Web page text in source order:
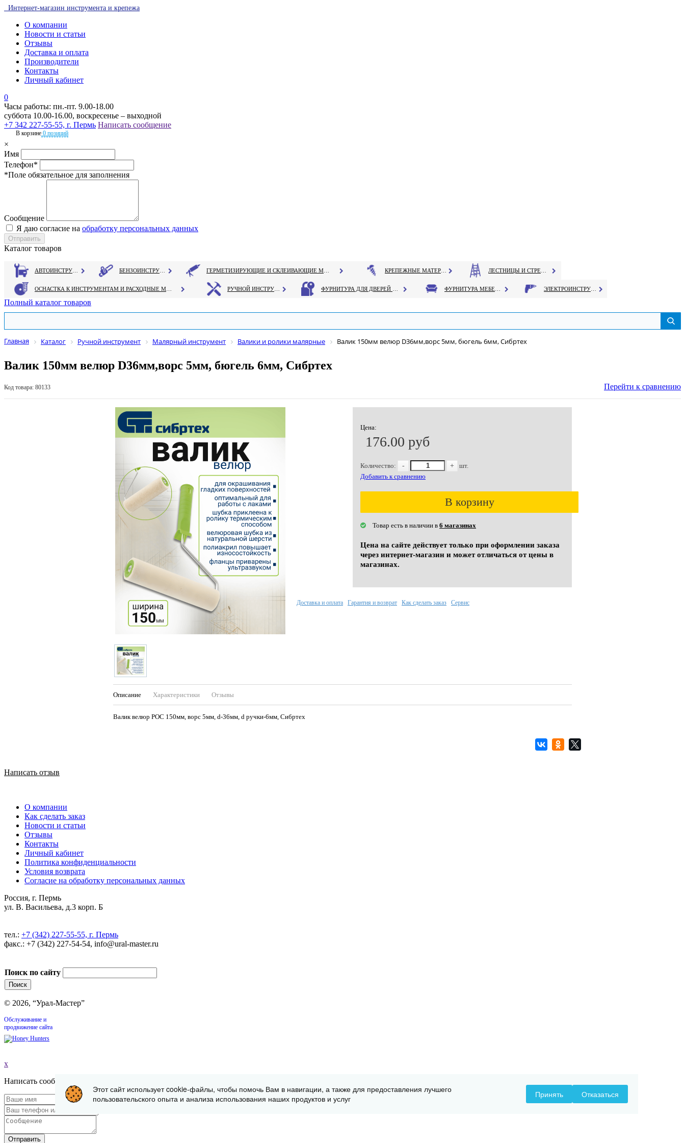
Интернет-магазин инструмента и крепежа
О компании
Новости и статьи
Отзывы
Доставка и оплата
Производители
Контакты
Личный кабинет
0
Часы работы: пн.-пт. 9.00-18.00
суббота 10.00-16.00, воскресенье – выходной
+7 342 227-55-55, г. Пермь Написать сообщение
В корзине 0 позиций
×
Имя
Телефон*
*Поле обязательное для заполнения
Сообщение
Я даю согласие на обработку персональных данных
Каталог товаров
Полный каталог товаров
Главная Каталог Ручной инструмент Малярный инструмент Валики и ролики малярные Валик 150мм велюр D36мм,ворс 5мм, бюгель 6мм, Сибртех
Валик 150мм велюр D36мм,ворс 5мм, бюгель 6мм, Сибртех
Код товара: 80133 Перейти к сравнению
Цена:
176.00 руб
Количество: - +
шт.
Добавить к сравнению
В корзину
Товар есть в наличии в 6 магазинах
Цена на сайте действует только при оформлении заказа
через интернет-магазин и может отличаться от цены в
магазинах.
Описание Характеристики Отзывы
Валик велюр РОС 150мм, ворс 5мм, d-36мм, d ручки-6мм, Сибртех
Доставка и оплата Гарантия и возврат Как сделать заказ Сервис
Написать отзыв
О компании
Как сделать заказ
Новости и статьи
Отзывы
Контакты
Личный кабинет
Политика конфиденциальности
Условия возврата
Согласие на обработку персональных данных
Россия, г. Пермь
ул. В. Васильева, д.3 корп. Б
тел.: +7 (342) 227-55-55, г. Пермь
факс.: +7 (342) 227-54-54, info@ural-master.ru
Поиск по сайту
© 2026, “Урал-Мастер”
Обслуживание и
продвижение сайта
x
Написать сообщение
Отправить
Этот сайт использует cookie-файлы, чтобы помочь Вам в навигации, а также для предоставления лучшего
пользовательского опыта и анализа использования наших продуктов и услуг
Принять Отказаться